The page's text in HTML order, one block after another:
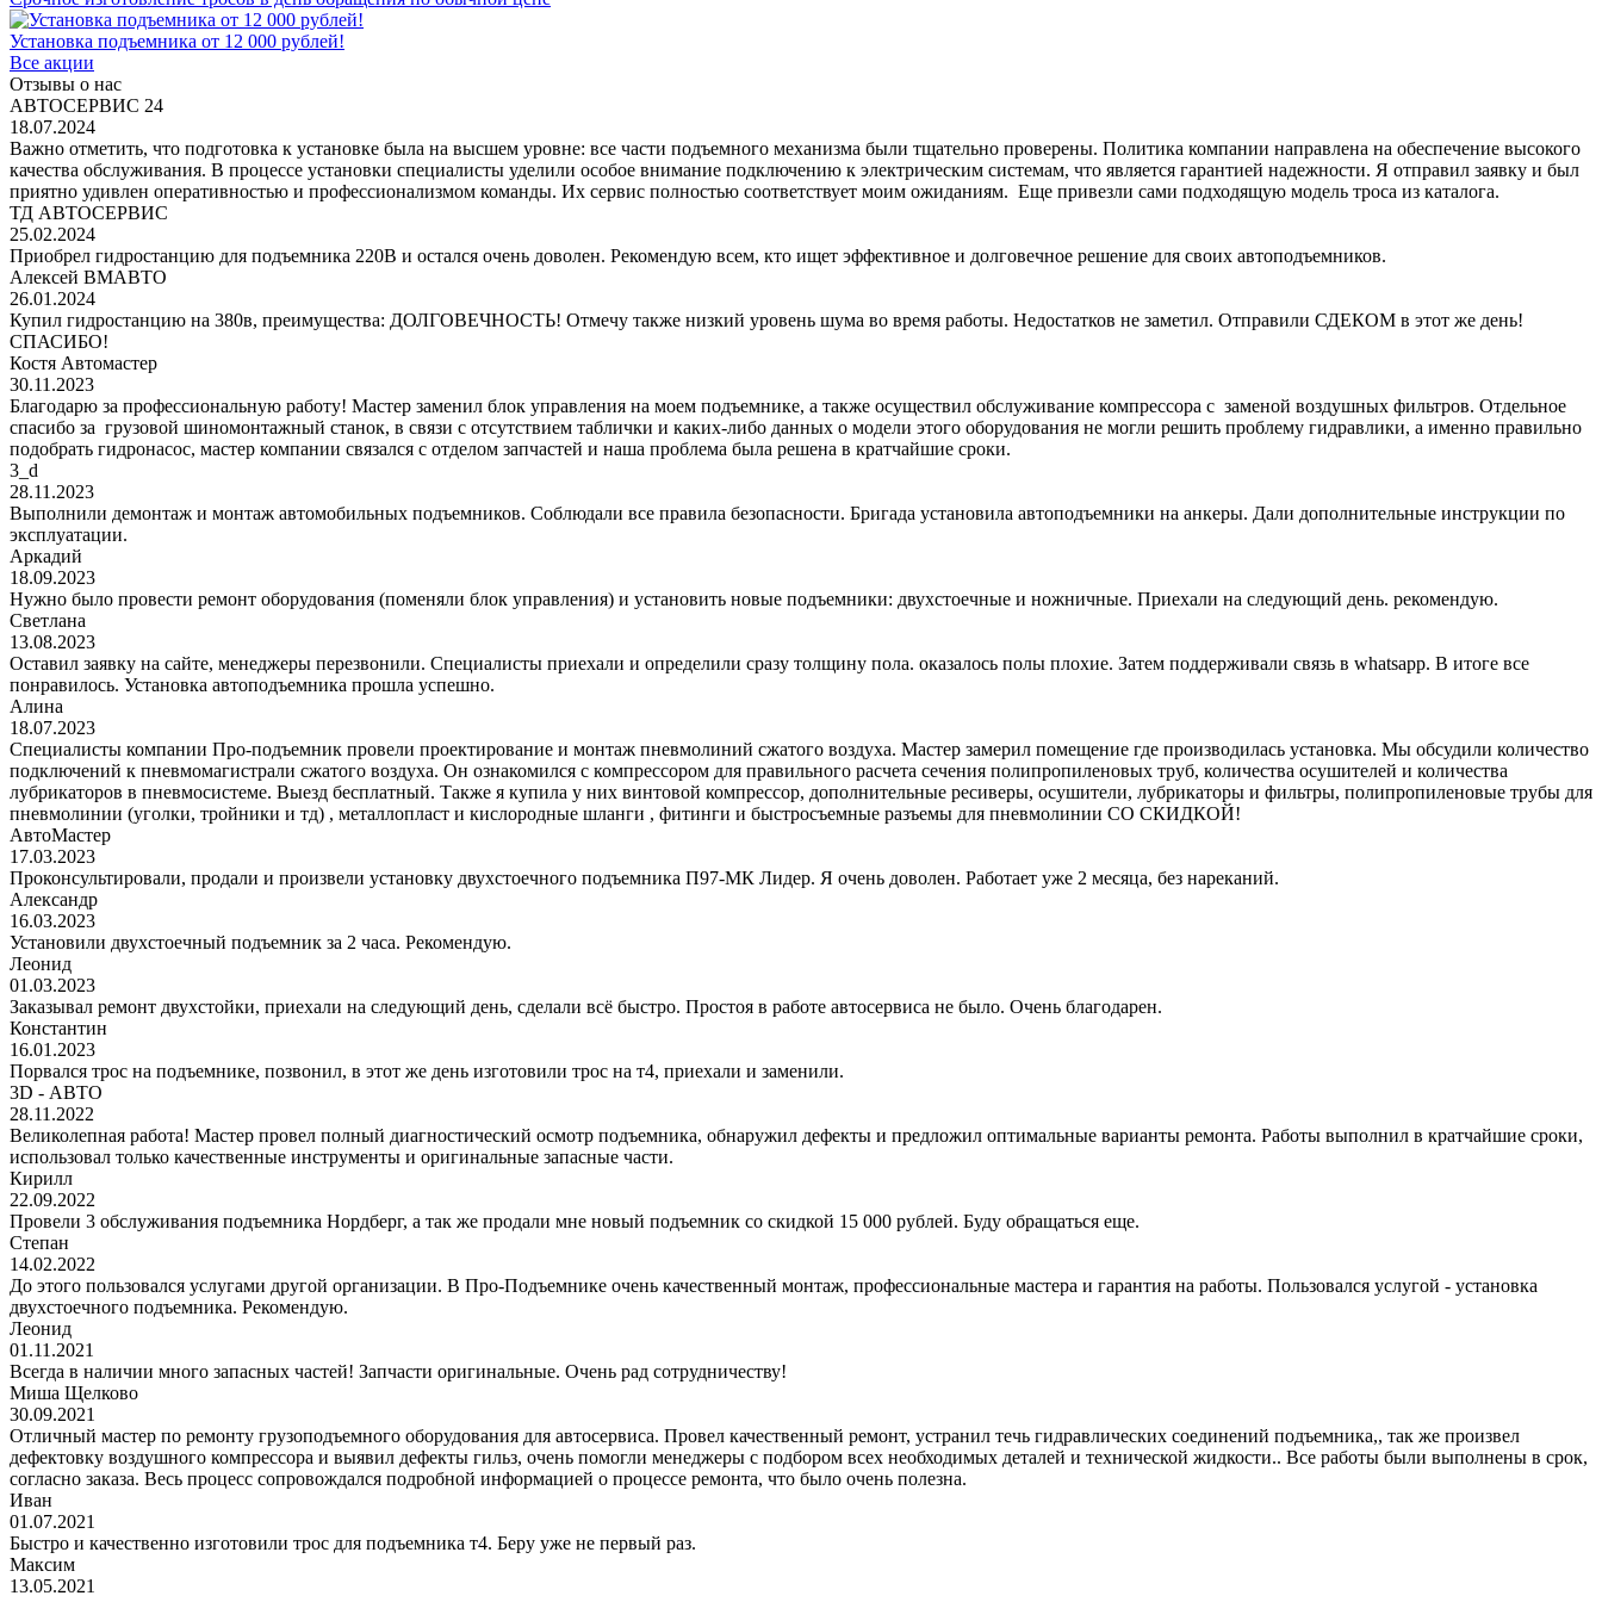
Установка подъемника от 12 000 рублей!
Все акции
Отзывы о нас
АВТОСЕРВИС 24
18.07.2024
Важно отметить, что подготовка к установке была на высшем уровне: все части подъемного механизма были тщательно проверены. Политика компании направлена на обеспечение высокого
качества обслуживания. В процессе установки специалисты уделили особое внимание подключению к электрическим системам, что является гарантией надежности. Я отправил заявку и был
приятно удивлен оперативностью и профессионализмом команды. Их сервис полностью соответствует моим ожиданиям. Еще привезли сами подходящую модель троса из каталога.
ТД АВТОСЕРВИС
25.02.2024
Приобрел гидростанцию для подъемника 220В и остался очень доволен. Рекомендую всем, кто ищет эффективное и долговечное решение для своих автоподъемников.
Алексей ВМАВТО
26.01.2024
Купил гидростанцию на 380в, преимущества: ДОЛГОВЕЧНОСТЬ! Отмечу также низкий уровень шума во время работы. Недостатков не заметил. Отправили СДЕКОМ в этот же день!
СПАСИБО!
Костя Автомастер
30.11.2023
Благодарю за профессиональную работу! Мастер заменил блок управления на моем подъемнике, а также осуществил обслуживание компрессора с заменой воздушных фильтров. Отдельное
спасибо за грузовой шиномонтажный станок, в связи с отсутствием таблички и каких-либо данных о модели этого оборудования не могли решить проблему гидравлики, а именно правильно
подобрать гидронасос, мастер компании связался с отделом запчастей и наша проблема была решена в кратчайшие сроки.
3_d
28.11.2023
Выполнили демонтаж и монтаж автомобильных подъемников. Соблюдали все правила безопасности. Бригада установила автоподъемники на анкеры. Дали дополнительные инструкции по
эксплуатации.
Аркадий
18.09.2023
Нужно было провести ремонт оборудования (поменяли блок управления) и установить новые подъемники: двухстоечные и ножничные. Приехали на следующий день. рекомендую.
Светлана
13.08.2023
Оставил заявку на сайте, менеджеры перезвонили. Специалисты приехали и определили сразу толщину пола. оказалось полы плохие. Затем поддерживали связь в whatsapp. В итоге все
понравилось. Установка автоподъемника прошла успешно.
Алина
18.07.2023
Специалисты компании Про-подъемник провели проектирование и монтаж пневмолиний сжатого воздуха. Мастер замерил помещение где производилась установка. Мы обсудили количество
подключений к пневмомагистрали сжатого воздуха. Он ознакомился с компрессором для правильного расчета сечения полипропиленовых труб, количества осушителей и количества
лубрикаторов в пневмосистеме. Выезд бесплатный. Также я купила у них винтовой компрессор, дополнительные ресиверы, осушители, лубрикаторы и фильтры, полипропиленовые трубы для
пневмолинии (уголки, тройники и тд) , металлопласт и кислородные шланги , фитинги и быстросъемные разъемы для пневмолинии СО СКИДКОЙ!
АвтоМастер
17.03.2023
Проконсультировали, продали и произвели установку двухстоечного подъемника П97-МК Лидер. Я очень доволен. Работает уже 2 месяца, без нареканий.
Александр
16.03.2023
Установили двухстоечный подъемник за 2 часа. Рекомендую.
Леонид
01.03.2023
Заказывал ремонт двухстойки, приехали на следующий день, сделали всё быстро. Простоя в работе автосервиса не было. Очень благодарен.
Константин
16.01.2023
Порвался трос на подъемнике, позвонил, в этот же день изготовили трос на т4, приехали и заменили.
3D - АВТО
28.11.2022
Великолепная работа! Мастер провел полный диагностический осмотр подъемника, обнаружил дефекты и предложил оптимальные варианты ремонта. Работы выполнил в кратчайшие сроки,
использовал только качественные инструменты и оригинальные запасные части.
Кирилл
22.09.2022
Провели 3 обслуживания подъемника Нордберг, а так же продали мне новый подъемник со скидкой 15 000 рублей. Буду обращаться еще.
Степан
14.02.2022
До этого пользовался услугами другой организации. В Про-Подъемнике очень качественный монтаж, профессиональные мастера и гарантия на работы. Пользовался услугой - установка
двухстоечного подъемника. Рекомендую.
Леонид
01.11.2021
Всегда в наличии много запасных частей! Запчасти оригинальные. Очень рад сотрудничеству!
Миша Щелково
30.09.2021
Отличный мастер по ремонту грузоподъемного оборудования для автосервиса. Провел качественный ремонт, устранил течь гидравлических соединений подъемника,, так же произвел
дефектовку воздушного компрессора и выявил дефекты гильз, очень помогли менеджеры с подбором всех необходимых деталей и технической жидкости.. Все работы были выполнены в срок,
согласно заказа. Весь процесс сопровождался подробной информацией о процессе ремонта, что было очень полезна.
Иван
01.07.2021
Быстро и качественно изготовили трос для подъемника т4. Беру уже не первый раз.
Максим
13.05.2021